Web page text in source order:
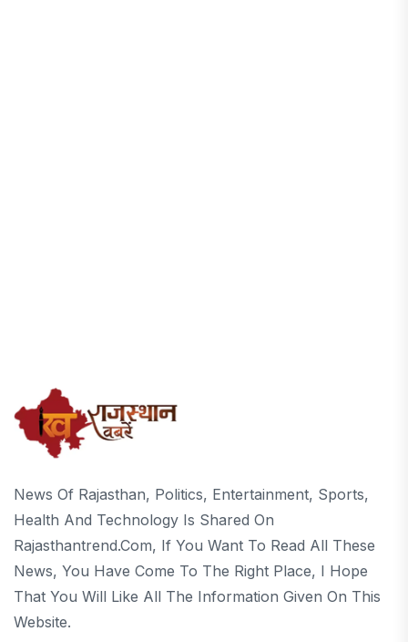
News Of Rajasthan, Politics, Entertainment, Sports,
Health And Technology Is Shared On
Rajasthantrend.com, If You Want To Read All These
News, You Have Come To The Right Place, I Hope
That You Will Like All The Information Given On This
Website.